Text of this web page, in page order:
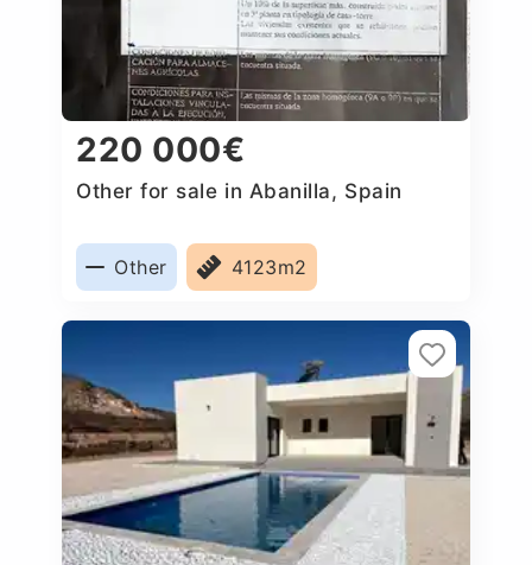
220 000€
Other for sale in Abanilla, Spain
Other 4123m2